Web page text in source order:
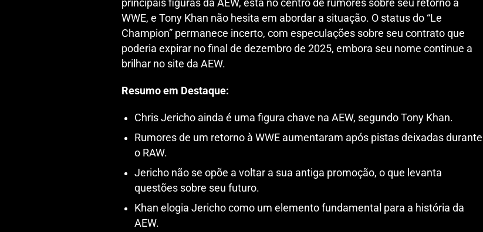
principais figuras da AEW, está no centro de rumores sobre seu retorno à
WWE, e Tony Khan não hesita em abordar a situação. O status do “Le
Champion” permanece incerto, com especulações sobre seu contrato que
poderia expirar no final de dezembro de 2025, embora seu nome continue a
brilhar no site da AEW.
Resumo em Destaque:
Chris Jericho ainda é uma figura chave na AEW, segundo Tony Khan.
Rumores de um retorno à WWE aumentaram após pistas deixadas durante
o RAW.
Jericho não se opõe a voltar a sua antiga promoção, o que levanta
questões sobre seu futuro.
Khan elogia Jericho como um elemento fundamental para a história da
AEW.